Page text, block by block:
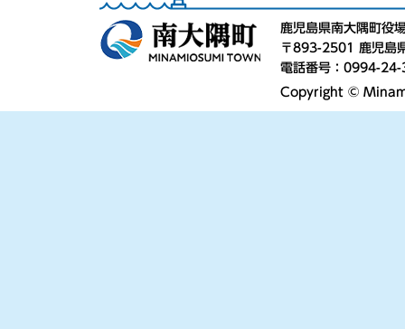
鹿児島県南大隅町役
〒893-2501 鹿児島
電話番号：0994-
Copyright ©